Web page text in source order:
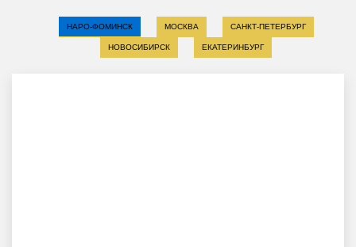
НАРО-ФОМИНСК МОСКВА САНКТ-ПЕТЕРБУРГ
НОВОСИБИРСК ЕКАТЕРИНБУРГ